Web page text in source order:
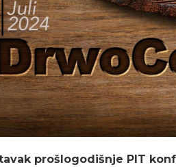
prošlogodišnje PIT